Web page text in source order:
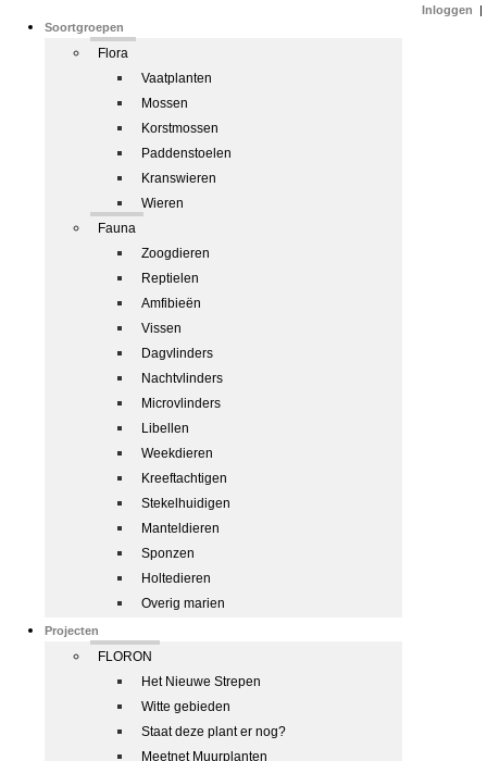
Soortgroepen
Flora
Vaatplanten
Mossen
Korstmossen
Paddenstoelen
Kranswieren
Wieren
Fauna
Zoogdieren
Reptielen
Amfibieën
Vissen
Dagvlinders
Nachtvlinders
Microvlinders
Libellen
Weekdieren
Kreeftachtigen
Stekelhuidigen
Manteldieren
Sponzen
Holtedieren
Overig marien
Projecten
FLORON
Het Nieuwe Strepen
Witte gebieden
Staat deze plant er nog?
Meetnet Muurplanten
Inloggen |